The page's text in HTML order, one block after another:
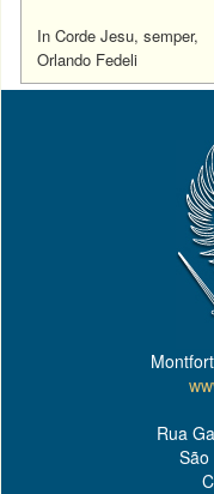
In Corde Jesu, semper,
Orlando Fedeli
Rua
São